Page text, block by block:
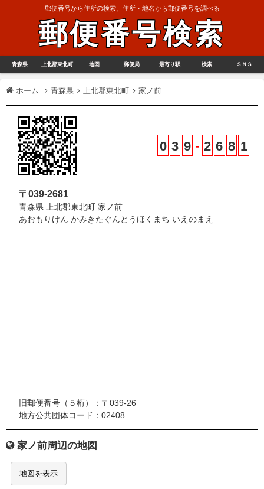
郵便番号から住所の検索、住所・地名から郵便番号を調べる
郵便番号検索
青森県 上北郡東北町 地図 郵便局 最寄り駅 検索 ＳＮＳ
ホーム 青森県 上北郡東北町 家ノ前
0 3 9 - 2 6 8 1
〒039-2681
青森県 上北郡東北町 家ノ前
あおもりけん かみきたぐんとうほくまち いえのまえ
旧郵便番号（５桁）：〒039-26
地方公共団体コード：02408
家ノ前周辺の地図
地図を表示